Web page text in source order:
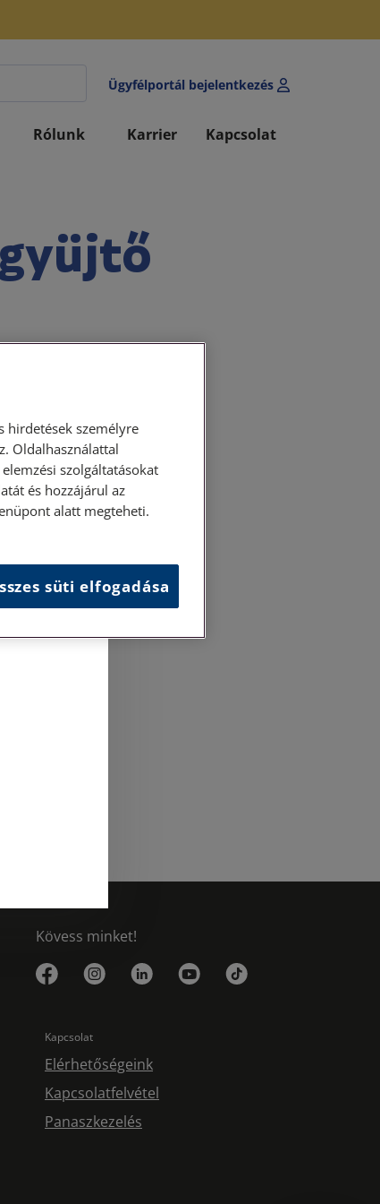
Ügyfélportál bejelentkezés
Rólunk Karrier Kapcsolat
Kövess minket!
Kapcsolat
Elérhetőségeink
Kapcsolatfelvétel
Panaszkezelés
hirdetések személyre
Oldalhasználattal
szolgáltatásokat
és hozzájárul az
alatt megteheti.
süti elfogadása